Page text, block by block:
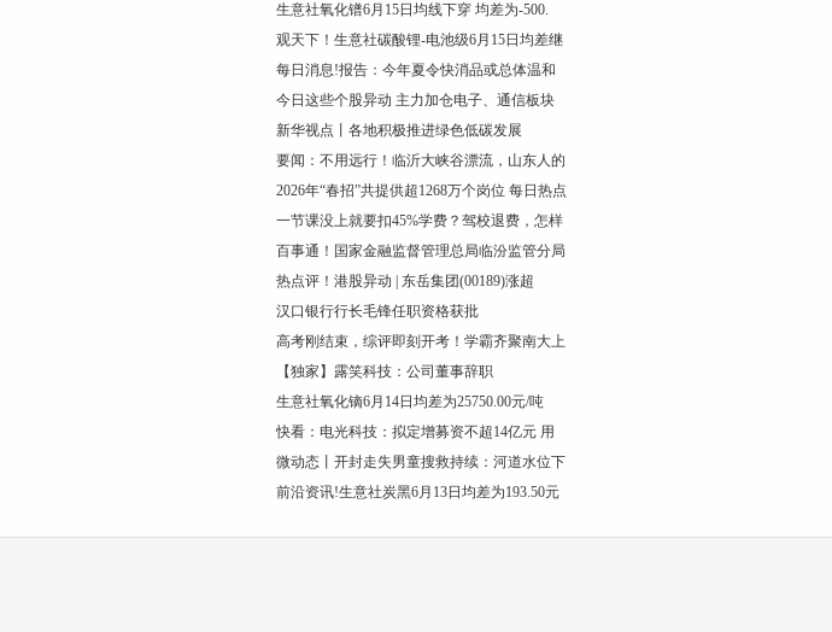
生意社氧化镨6月15日均线下穿 均差为-500.
观天下！生意社碳酸锂-电池级6月15日均差继
每日消息!报告：今年夏令快消品或总体温和
今日这些个股异动 主力加仓电子、通信板块
新华视点丨各地积极推进绿色低碳发展
要闻：不用远行！临沂大峡谷漂流，山东人的
2026年“春招”共提供超1268万个岗位 每日热点
一节课没上就要扣45%学费？驾校退费，怎样
百事通！国家金融监督管理总局临汾监管分局
热点评！港股异动 | 东岳集团(00189)涨超
汉口银行行长毛锋任职资格获批
高考刚结束，综评即刻开考！学霸齐聚南大上
【独家】露笑科技：公司董事辞职
生意社氧化镝6月14日均差为25750.00元/吨
快看：电光科技：拟定增募资不超14亿元 用
微动态丨开封走失男童搜救持续：河道水位下
前沿资讯!生意社炭黑6月13日均差为193.50元